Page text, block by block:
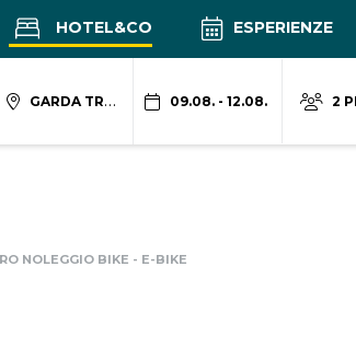
HOTEL&CO ESPERIENZE
GARDA TRENTINO 09.08. - 12.08. 2
NOLEGGIO BIKE - E-BIKE